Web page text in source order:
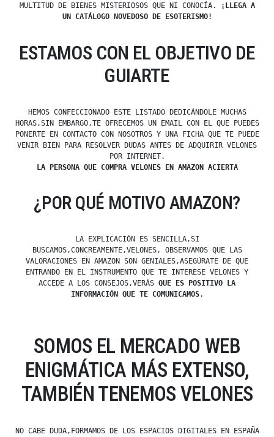
MULTITUD DE BIENES MISTERIOSOS QUE NI CONOCÍA.
¡LLEGA A
UN CATÁLOGO NOVEDOSO DE ESOTERISMO!
ESTAMOS CON EL OBJETIVO DE
GUIARTE
HEMOS CONFECCIONADO ESTE LISTADO DEDICÁNDOLE MUCHAS
HORAS,SIN EMBARGO,TE OFRECEMOS UN EMAIL CON EL QUE PUEDES
PONERTE EN CONTACTO CON NOSOTROS Y UNA FICHA QUE TE PUEDE
VENIR BIEN PARA RESOLVER DUDAS ANTES DE ADQUIRIR VELONES
POR INTERNET.
LA PERSONA QUE COMPRA VELONES EN AMAZON ACIERTA
¿POR QUÉ MOTIVO AMAZON?
LA EXPLICACIÓN ES SENCILLA,SI
BUSCAMOS,CONCREAMENTE,VELONES, OBSERVAMOS QUE LAS
VALORACIONES EN AMAZON SON GENIALES,ASEGÚRATE DE QUE
ENTRANDO EN EL INSTRUMENTO QUE TE INTERESE VELONES Y
ACCEDE A LOS CONSEJOS,VERÁS QUE ES POSITIVO LA
INFORMACIÓN QUE TE COMUNICAMOS.
SOMOS EL MERCADO WEB
ENIGMÁTICA MÁS EXTENSO,
TAMBIÉN TENEMOS VELONES
NO CABE DUDA,FORMAMOS DE LOS ESPACIOS DIGITALES EN ESPAÑA